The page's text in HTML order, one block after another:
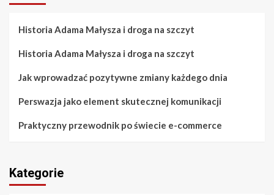
Historia Adama Małysza i droga na szczyt
Historia Adama Małysza i droga na szczyt
Jak wprowadzać pozytywne zmiany każdego dnia
Perswazja jako element skutecznej komunikacji
Praktyczny przewodnik po świecie e-commerce
Kategorie